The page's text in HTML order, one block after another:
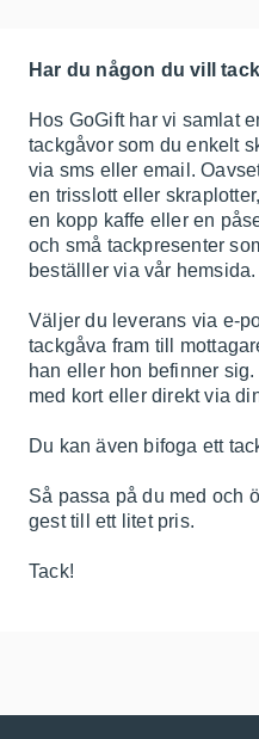
Har du någon du vill
Hos GoGift har vi samlat
tackgåvor som du enkelt
via sms eller email.
en trisslott eller
en kopp kaffe eller en
och små tackpresenter
beställler via vår hemsida.
Väljer du leverans via e-
tackgåva fram till
han eller hon befinner
med kort eller direkt via
Du kan även bifoga ett
Så passa på du med och
gest till ett litet pris.
Tack!